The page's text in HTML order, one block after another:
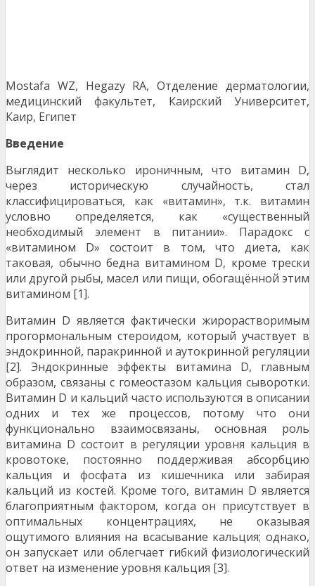
Mostafa WZ, Hegazy RA, Отделение дерматологии,
медицинский факультет, Каирский Университет,
Каир, Египет
Введение
Выглядит несколько ироничным, что витамин D,
через историческую случайность, стал
классифицироваться, как «витамин», т.к. витамин
условно определяется, как «существенный
необходимый элемент в питании». Парадокс с
«витамином D» состоит в том, что диета, как
таковая, обычно бедна витамином D, кроме трески
или другой рыбы, масел или пищи, обогащённой этим
витамином [1].
Витамин D является фактически жирорастворимым
прогормональным стероидом, который участвует в
эндокринной, паракринной и аутокринной регуляции
[2]. Эндокринные эффекты витамина D, главным
образом, связаны с гомеостазом кальция сыворотки.
Витамин D и кальций часто используются в описании
одних и тех же процессов, потому что они
функционально взаимосвязаны, основная роль
витамина D состоит в регуляции уровня кальция в
кровотоке, постоянно поддерживая абсорбцию
кальция и фосфата из кишечника или забирая
кальций из костей. Кроме того, витамин D является
благоприятным фактором, когда он присутствует в
оптимальных концентрациях, не оказывая
ощутимого влияния на всасывание кальция; однако,
он запускает или облегчает гибкий физиологический
ответ на изменение уровня кальция [3].